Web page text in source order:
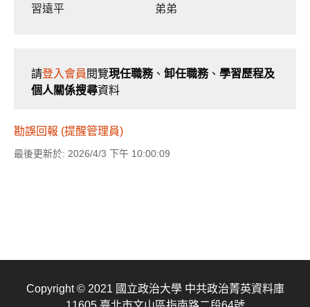
習遠平 弟弟
請登入會員 閱覽現任職務、 卸任職務、 學習歷程及
個人關係搜尋資料
勘誤回報 (提醒管理員)
最後更新於: 2026/4/3 下午 10:00:09
Copyright © 2021 國立政治大學 中共政治菁英資料庫